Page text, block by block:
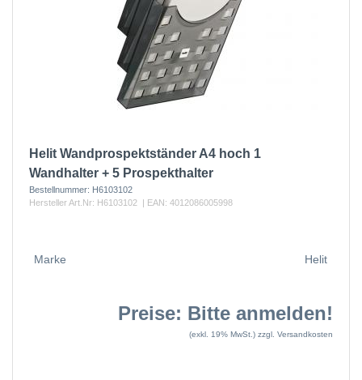
Helit Wandprospektständer A4 hoch 1
Wandhalter + 5 Prospekthalter
Bestellnummer: H6103102
Hersteller Art.Nr: H6103102 | EAN: 4012086005998
Marke Helit
Preise: Bitte anmelden!
(exkl. 19% MwSt.) zzgl. Versandkosten